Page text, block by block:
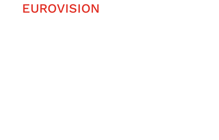
EUROVISION